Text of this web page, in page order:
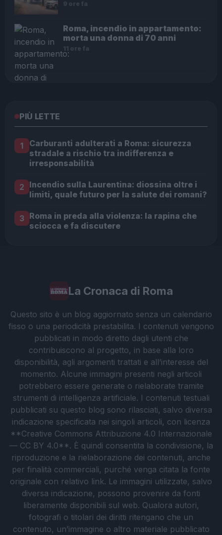
9 ore fa
Roma, incendio in appartamento:
morta una donna di 70 anni
11 ore fa
PIÙ LETTE
1
Carburanti adulterati a Roma: sicurezza
stradale a rischio tra indifferenza e
irresponsabilità
2 Incendio sulla Laurentina: diossina oltre i
limiti, quale futuro per la salute dei romani?
3 Roma in preda alla violenza: la rapina che
sciocca e fa discutere
La Cronaca di Roma
Questo sito è un blog aggiornato senza un calendario
fisso o una periodicità prestabilita. I contenuti vengono
pubblicati in modo diretto dagli utenti che
contribuiscono al progetto, in base alla loro
disponibilità, agli argomenti trattati e all’interesse del
momento. Alcune immagini presenti negli articoli
potrebbero essere generate o rielaborate tramite
strumenti di intelligenza artificiale. I contenuti testuali
pubblicati su questo blog sono rilasciati, salvo diversa
indicazione specificata nei singoli articoli, con licenza
**Creative Commons Attribuzione 4.0 Internazionale
— CC BY 4.0**. È quindi consentita la condivisione, la
riproduzione e la rielaborazione dei contenuti, anche
per finalità commerciali, purché venga citata la fonte
originale con relativo link. Le immagini utilizzate, salvo
diversa indicazione, possono provenire da fonti
liberamente disponibili sul web. Qualora autori,
fotografi o titolari dei diritti ritengano che un
contenuto, un’immagine o altro materiale pubblicato